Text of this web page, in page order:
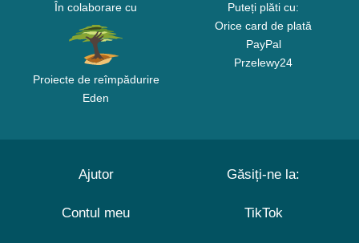
În colaborare cu
Proiecte de reîmpădurire
Eden
Puteți plăti cu:
Orice card de plată
PayPal
Przelewy24
Ajutor
Contul meu
Găsiți-ne la:
TikTok